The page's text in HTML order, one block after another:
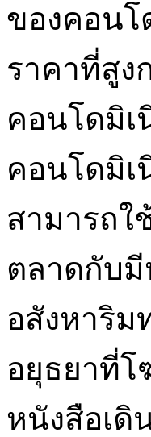
ของคอนโ
ราคาที่สู
คอนโดมิเ
คอนโดมิ
สามารถใ
ตลาดกับ
อสังหาริม
อยุธยาที่โ
หนังสือเดิ